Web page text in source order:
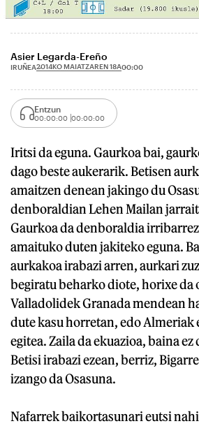
Asier Legarda-Ereño
IRUÑEA2014KO MAIATZAREN 18A00:00
Entzun
00:00:00 00:00:00
Iritsi da eguna. Gaurkoa bai,
dago beste aukerarik. Betisen
amaitzen denean jakingo du
denboraldian Lehen Mailan
Gaurkoa da denboraldia
amaituko duten jakiteko eguna.
aurkakoa irabazi arren, aurkari
begiratu beharko diote, horixe da
Valladolidek Granada mendean
dute kasu horretan, edo Almeriak
egitea. Zaila da ekuazioa, baina ez
Betisi irabazi ezean, berriz,
izango da Osasuna.
Nafarrek baikortasunari eutsi